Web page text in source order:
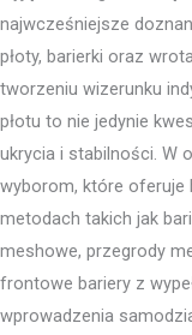
najwcześniejsze
płoty, barierki oraz
tworzeniu wizerunku
płotu to nie jedynie
ukrycia i stabilności. W
wyborom, które oferuje
metodach takich jak
meshowe, przegrody
frontowe bariery z
wprowadzenia